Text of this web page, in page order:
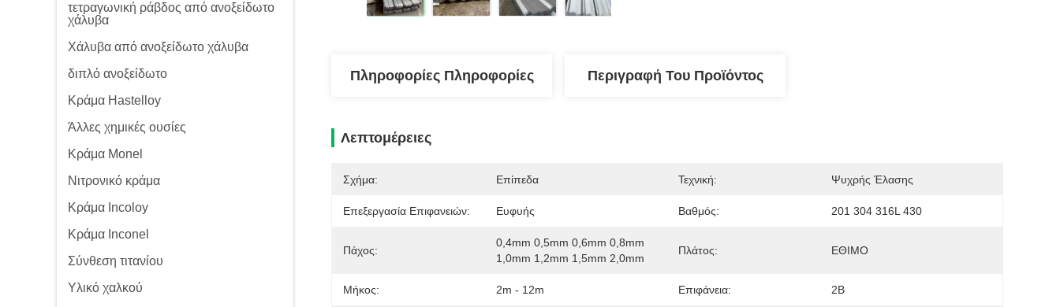
τετραγωνική ράβδος από ανοξείδωτο
χάλυβα
Χάλυβα από ανοξείδωτο χάλυβα
διπλό ανοξείδωτο
Κράμα Hastelloy
Άλλες χημικές ουσίες
Κράμα Monel
Νιτρονικό κράμα
Κράμα Incoloy
Κράμα Inconel
Σύνθεση τιτανίου
Υλικό χαλκού
Πληροφορίες Πληροφορίες Περιγραφή Του Προϊόντος
Λεπτομέρειες
Σχήμα: Επίπεδα Τεχνική: Ψυχρής Έλασης
Επεξεργασία Επιφανειών: Ευφυής Βαθμός: 201 304 316L 430
Πάχος:
0,4mm 0,5mm 0,6mm 0,8mm
1,0mm 1,2mm 1,5mm 2,0mm
Πλάτος: ΕΘΙΜΟ
Μήκος: 2m - 12m Επιφάνεια: 2Β